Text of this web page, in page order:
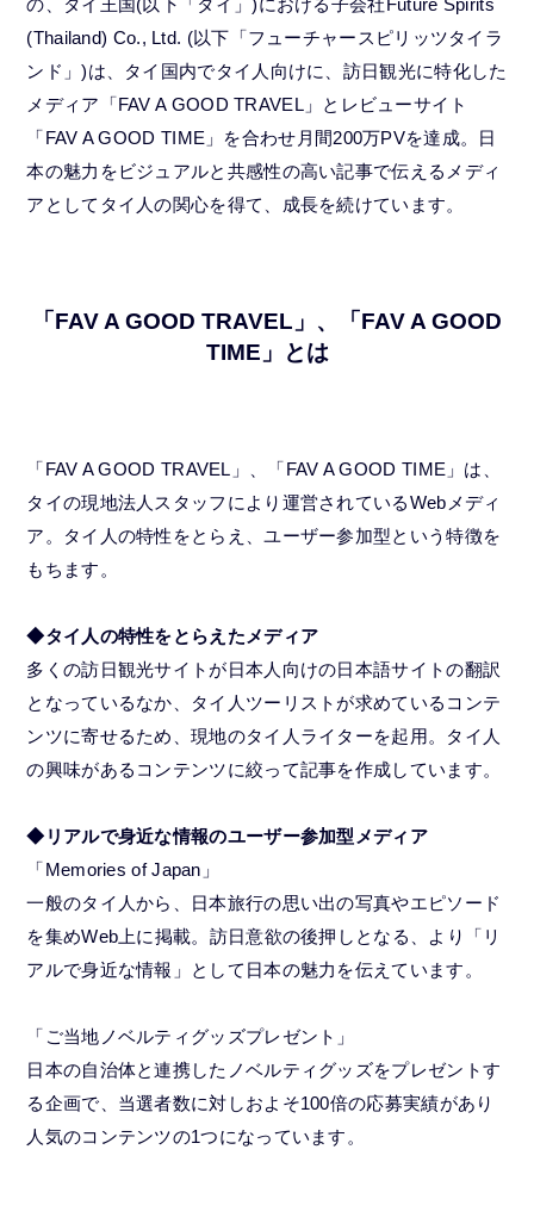
の、タイ王国(以下「タイ」)における子会社Future Spirits
(Thailand) Co., Ltd. (以下「フューチャースピリッツタイラ
ンド」)は、タイ国内でタイ人向けに、訪日観光に特化した
メディア「FAV A GOOD TRAVEL」とレビューサイト
「FAV A GOOD TIME」を合わせ月間200万PVを達成。日
本の魅力をビジュアルと共感性の高い記事で伝えるメディ
アとしてタイ人の関心を得て、成長を続けています。
「FAV A GOOD TRAVEL」、「FAV A GOOD
TIME」とは
「FAV A GOOD TRAVEL」、「FAV A GOOD TIME」は、
タイの現地法人スタッフにより運営されているWebメディ
ア。タイ人の特性をとらえ、ユーザー参加型という特徴を
もちます。
◆タイ人の特性をとらえたメディア
多くの訪日観光サイトが日本人向けの日本語サイトの翻訳
となっているなか、タイ人ツーリストが求めているコンテ
ンツに寄せるため、現地のタイ人ライターを起用。タイ人
の興味があるコンテンツに絞って記事を作成しています。
◆リアルで身近な情報のユーザー参加型メディア
「Memories of Japan」
一般のタイ人から、日本旅行の思い出の写真やエピソード
を集めWeb上に掲載。訪日意欲の後押しとなる、より「リ
アルで身近な情報」として日本の魅力を伝えています。
「ご当地ノベルティグッズプレゼント」
日本の自治体と連携したノベルティグッズをプレゼントす
る企画で、当選者数に対しおよそ100倍の応募実績があり
人気のコンテンツの1つになっています。